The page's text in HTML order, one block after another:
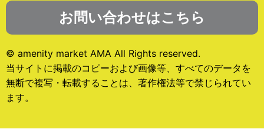
お問い合わせはこちら
© amenity market AMA All Rights reserved.
当サイトに掲載のコピーおよび画像等、すべてのデータを
無断で複写・転載することは、著作権法等で禁じられてい
ます。